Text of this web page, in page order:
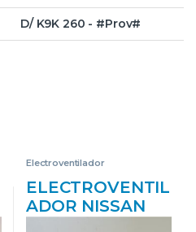
D/ K9K 260 - #Prov#
Electroventilador
ELECTROVENTIL
ADOR NISSAN